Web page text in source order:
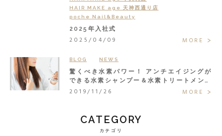
HAIR MAKE age 天神西通り店
poche Nail&Beauty
2025年入社式
2025/04/09 MORE
BLOG NEWS
驚くべき水素パワー！ アンチエイジングが
できる水素シャンプー＆水素トリートメント
で大人の髪悩みまるごと解決◎
2019/11/26 MORE
CATEGORY
カテゴリ